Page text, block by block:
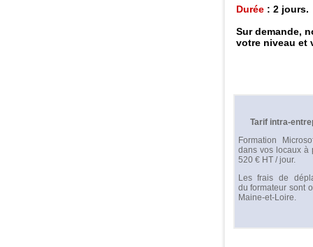
Durée : 2 jours.
Sur demande,
votre niveau et
Tarif intra-
Formation
dans vos locaux à
520 € HT / jour.
Les frais de
du formateur sont
Maine-et-Loire.